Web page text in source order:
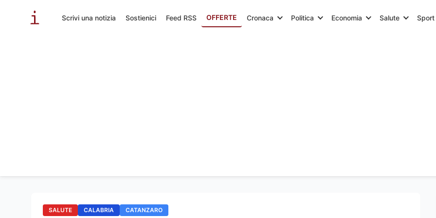
Scrivi una notizia Sostienici Feed RSS OFFERTE Cronaca Politica Economia Salute Sport
SALUTE CALABRIA CATANZARO